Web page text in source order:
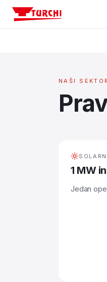
Konfigurator
NAŠI
1 MW
Jedan